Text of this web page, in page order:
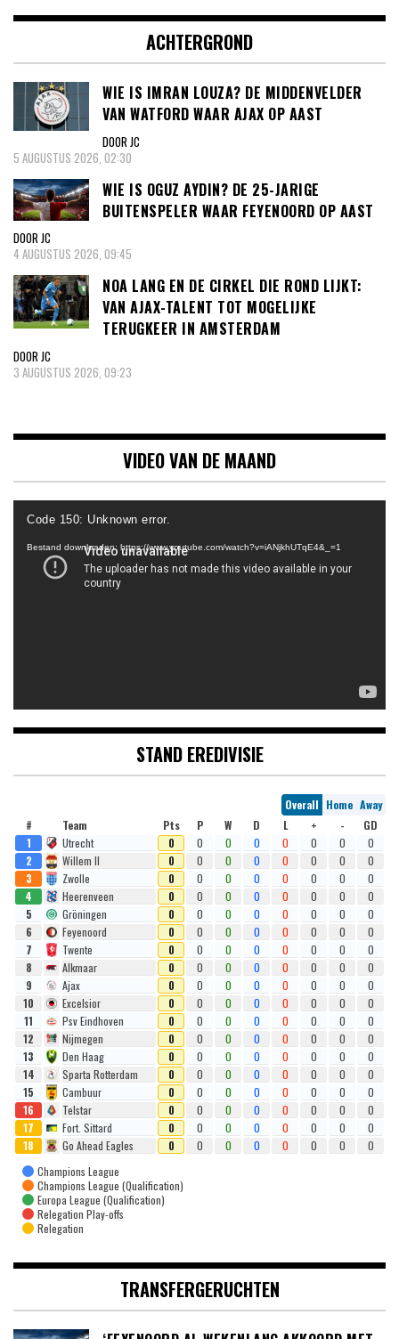
ACHTERGROND
WIE IS IMRAN LOUZA? DE MIDDENVELDER
VAN WATFORD WAAR AJAX OP AAST
DOOR JC
5 AUGUSTUS 2026, 02:30
WIE IS OGUZ AYDIN? DE 25-JARIGE
BUITENSPELER WAAR FEYENOORD OP AAST
DOOR JC
4 AUGUSTUS 2026, 09:45
NOA LANG EN DE CIRKEL DIE ROND LIJKT:
VAN AJAX-TALENT TOT MOGELIJKE
TERUGKEER IN AMSTERDAM
DOOR JC
3 AUGUSTUS 2026, 09:23
VIDEO VAN DE MAAND
Videospeler
Code 150: Unknown error.
Bestand downloaden: https://www.youtube.com/watch?v=iANjkhUTqE4&_=1
STAND EREDIVISIE
Overall Home Away
#
Team Pts P W D L + -
GD
1
Utrecht 0 0 0 0 0 0 0
0
2
Willem II 0 0 0 0 0 0 0
0
3
Zwolle 0 0 0 0 0 0 0
0
4
Heerenveen 0 0 0 0 0 0 0
0
5
Gröningen 0 0 0 0 0 0 0
0
6
Feyenoord 0 0 0 0 0 0 0
0
7
Twente 0 0 0 0 0 0 0
0
8
Alkmaar 0 0 0 0 0 0 0
0
9
Ajax 0 0 0 0 0 0 0
0
10
Excelsior 0 0 0 0 0 0 0
0
11
Psv Eindhoven 0 0 0 0 0 0 0
0
12
Nijmegen 0 0 0 0 0 0 0
0
13
Den Haag 0 0 0 0 0 0 0
0
14
Sparta Rotterdam 0 0 0 0 0 0 0
0
15
Cambuur 0 0 0 0 0 0 0
0
16
Telstar 0 0 0 0 0 0 0
0
17
Fort. Sittard 0 0 0 0 0 0 0
0
18
Go Ahead Eagles 0 0 0 0 0 0 0
0
Champions League
Champions League (Qualification)
Europa League (Qualification)
Relegation Play-offs
Relegation
TRANSFERGERUCHTEN